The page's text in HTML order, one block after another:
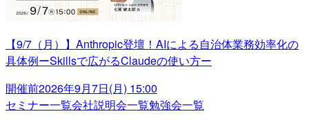
【9/7（月）】Anthropic登壇！AIによる自治体業務効率化の
具体例ーSkillsで広がるClaudeの使い方ー
開催前2026年9月7日(月) 15:00
セミナー一覧会社説明会一覧勉強会一覧